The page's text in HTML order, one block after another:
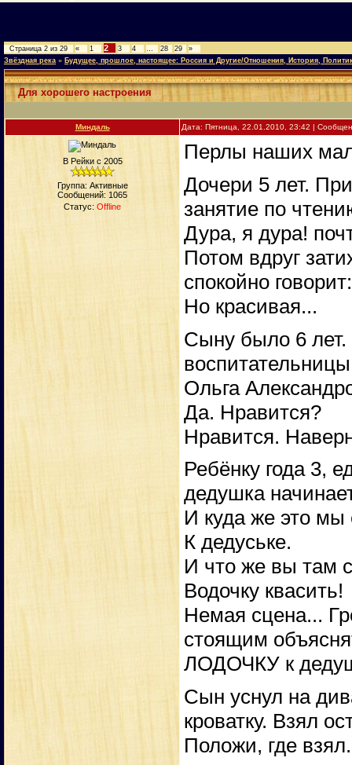
Страница 2 из 29 « 1 2 3 4 … 28 29
»
Звёздная река » Будущее, прошлое, настоящее: Россия и Другие/Отношения, История,
Для хорошего настроения
Миндаль Дата: Пятница, 22.01.2010, 23:42 |
В Рейки с 2005
Группа: Активные
Сообщений: 1065
Статус: Offline
Перлы наших
Дочери 5 лет.
занятие по
Дура, я дура!
Потом вдруг
спокойно говорит:
Но красивая...
Сыну было 6
Ольга
Да. Нравится?
Нравится.
Ребёнку года 3,
дедушка
И куда же это
К дедуське.
И что же вы там
Водочку квасить!
Немая сцена...
стоящим
ЛОДОЧКУ к
Сын уснул на
кроватку. Взял
Положи, где взял.